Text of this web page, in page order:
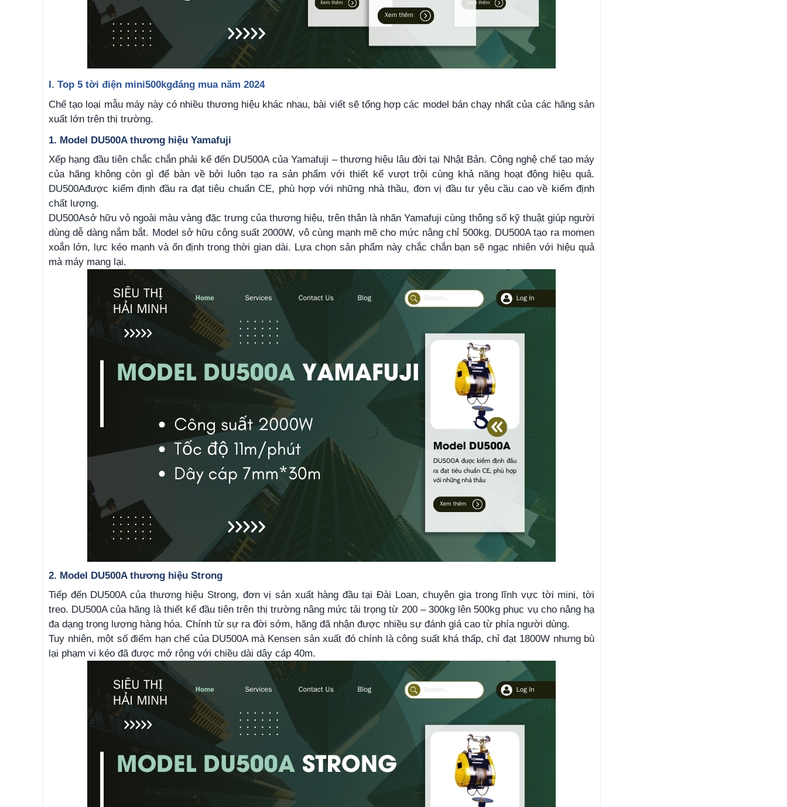
I. Top 5 tời điện mini500kgđáng mua năm 2024
Chế tạo loại mẫu máy này có nhiều thương hiệu khác nhau, bài viết sẽ tổng hợp các model bán chạy nhất của các hãng sản
xuất lớn trên thị trường.
1. Model DU500A thương hiệu Yamafuji
Xếp hạng đầu tiên chắc chắn phải kể đến DU500A của Yamafuji – thương hiệu lâu đời tại Nhật Bản. Công nghệ chế tạo máy
của hãng không còn gì để bàn về bởi luôn tạo ra sản phẩm với thiết kế vượt trội cùng khả năng hoạt động hiệu quả.
DU500Ađược kiểm định đầu ra đạt tiêu chuẩn CE, phù hợp với những nhà thầu, đơn vị đầu tư yêu cầu cao về kiểm định
chất lượng.
DU500Asở hữu vỏ ngoài màu vàng đặc trưng của thương hiệu, trên thân là nhãn Yamafuji cùng thông số kỹ thuật giúp người
dùng dễ dàng nắm bắt. Model sở hữu công suất 2000W, vô cùng mạnh mẽ cho mức nâng chỉ 500kg. DU500A tạo ra momen
xoắn lớn, lực kéo mạnh và ổn định trong thời gian dài. Lựa chọn sản phẩm này chắc chắn bạn sẽ ngạc nhiên với hiệu quả
mà máy mang lại.
2. Model DU500A thương hiệu Strong
Tiếp đến DU500A của thương hiệu Strong, đơn vị sản xuất hàng đầu tại Đài Loan, chuyên gia trong lĩnh vực tời mini, tời
treo. DU500A của hãng là thiết kế đầu tiên trên thị trường nâng mức tải trọng từ 200 – 300kg lên 500kg phục vụ cho nâng hạ
đa dạng trọng lượng hàng hóa. Chính từ sự ra đời sớm, hãng đã nhận được nhiều sự đánh giá cao từ phía người dùng.
Tuy nhiên, một số điểm hạn chế của DU500A mà Kensen sản xuất đó chính là công suất khá thấp, chỉ đạt 1800W nhưng bù
lại phạm vi kéo đã được mở rộng với chiều dài dây cáp 40m.